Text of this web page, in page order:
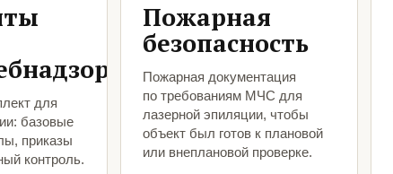
для
базовые
приказы
контроль.
Пожарная
безопасность
Пожарная документация
по требованиям МЧС для
лазерной эпиляции, чтобы
объект был готов к плановой
или внеплановой проверке.